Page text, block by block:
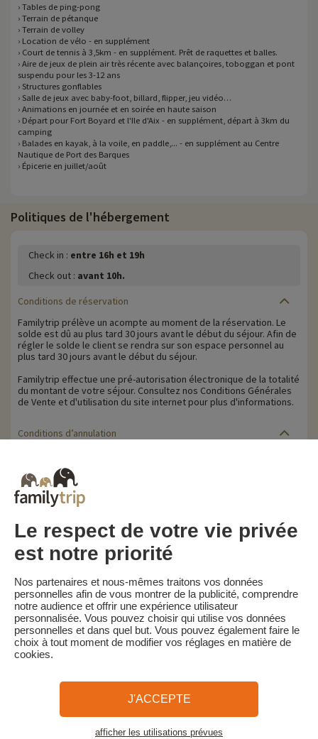
› Tables de ping-pong
› Terrain de pétanque
› Terrain de volley
› Location de vélo - en supplément
› Court de tennis à 3,5km - en supplément. Prêt de raquettes et balles.
› Aire de jeux de plein air très récente avec balançoires, toboggan et pont
suspendu pour les 3-12 ans
› Structures gonflables
› Salle de jeux avec baby-foot, billard, flipper, jeu vidéo…
› Animations en journée et en soirée en haute saison
› Départ pour Fort Boyard et l'Ile d'Aix - en supplément, départ à 3km du
camping
› Balades en kayak, à la voile, en paddle,... - en supplément au Centre
Nautique de Port des Barques
› Épicerie en juillet/août
Politiques de l'hébergement
Check in : entre 16h et 19h
Check out : avant 10h.
Conditions de réservation
Familytrip prélève un acompte au moment de la réservation. Le
solde est dû au plus tard 30 jours avant le début du séjour. Afin de
régler le solde le client se rendra sur son espace personnel au
plus tard 30 jours avant le début du séjour.
Familytrip effectue une pré-autorisation électronique de la totalité
du montant de votre séjour. Consultez nos Conditions Générales
de Vente et d'utilisation du site internet pour plus d'informations.
Conditions d’annulation
début du séjour. Le client reçoit un rappel de paiement du solde
de la réservation par e-mail 35 jours avant le début du séjour.
Les pénalités d'annulation sont calculées sur la base du barème
suivant :
• Annulation 30 jours ou plus avant la date de début du séjour :
acompte conservé
• Annulation moins de 30 jours avant la date de début du séjour :
100 % du prix du séjour conservé
Familytrip vous conseille de souscrire l'assurance annulation de
son partenaire AREAS Assurances. Souscrivez au moment de la
réservation ou dans les 24h suivant votre réservation par
téléphone.
CGV et Charte de Confidentialité
La Presse parle de nous
Plan du site
Le respect de votre vie privée
est notre priorité
Nos partenaires et nous-mêmes traitons vos données
personnelles afin de vous montrer de la publicité, comprendre
notre audience et offrir une expérience utilisateur
personnalisée. Vous pouvez choisir qui utilise vos données
personnelles et dans quel but. Vous pouvez également faire le
choix à tout moment de modifier vos réglages en matière de
cookies.
J'ACCEPTE
afficher les utilisations prévues